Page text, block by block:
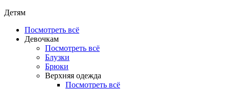
Детям
Посмотреть всё
Девочкам
Посмотреть всё
Блузки
Брюки
Верхняя одежда
Посмотреть всё